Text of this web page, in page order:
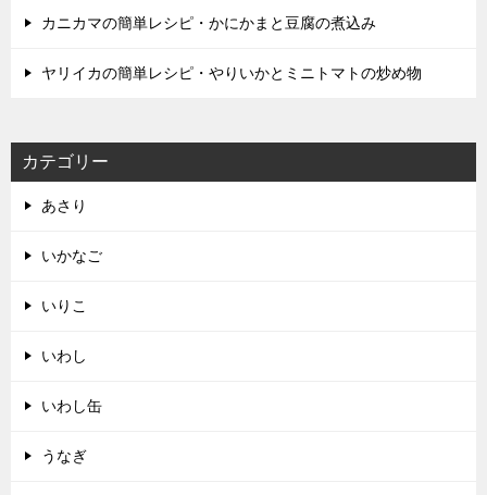
カニカマの簡単レシピ・かにかまと豆腐の煮込み
ヤリイカの簡単レシピ・やりいかとミニトマトの炒め物
カテゴリー
あさり
いかなご
いりこ
いわし
いわし缶
うなぎ